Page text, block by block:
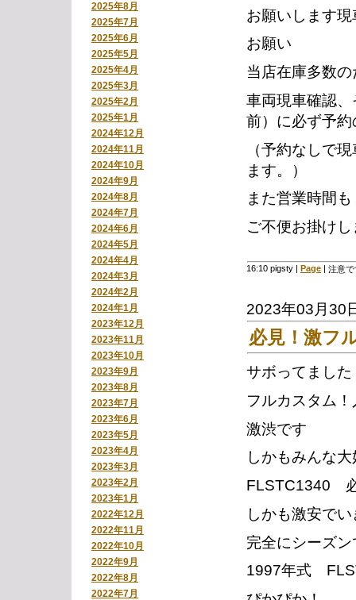
2025年8月
2025年7月
2025年6月
2025年5月
2025年4月
2025年3月
2025年2月
2025年1月
2024年12月
2024年11月
2024年10月
2024年9月
2024年8月
2024年7月
2024年6月
2024年5月
2024年4月
2024年3月
2024年2月
2024年1月
2023年12月
2023年11月
2023年10月
2023年9月
2023年8月
2023年7月
2023年6月
2023年5月
2023年4月
2023年3月
2023年2月
2023年1月
2022年12月
2022年11月
2022年10月
2022年9月
2022年8月
2022年7月
お願いします
お願い
当店在庫多数
車両現車確認
前）に必ず予
（予約なしで
ます。）
また営業時間
ご不便お掛け
16:10 pigsty | Page | 注意
2023年03月30
必見！激フ
サボってました
フルカスタム
激渋です
しかもみんな
FLSTC1340
しかも激安で
完全にシーズ
1997年式